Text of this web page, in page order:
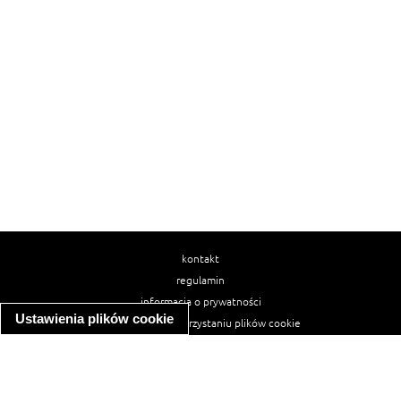
Ustawienia plików cookie
kontakt
regulamin
informacja o prywatności
informacja o wykorzystaniu plików cookie